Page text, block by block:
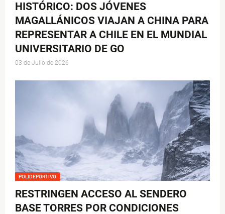
HISTÓRICO: DOS JÓVENES
MAGALLÁNICOS VIAJAN A CHINA PARA
REPRESENTAR A CHILE EN EL MUNDIAL
UNIVERSITARIO DE GO
03 de Julio de 2026
POLIDEPORTIVO
RESTRINGEN ACCESO AL SENDERO
BASE TORRES POR CONDICIONES